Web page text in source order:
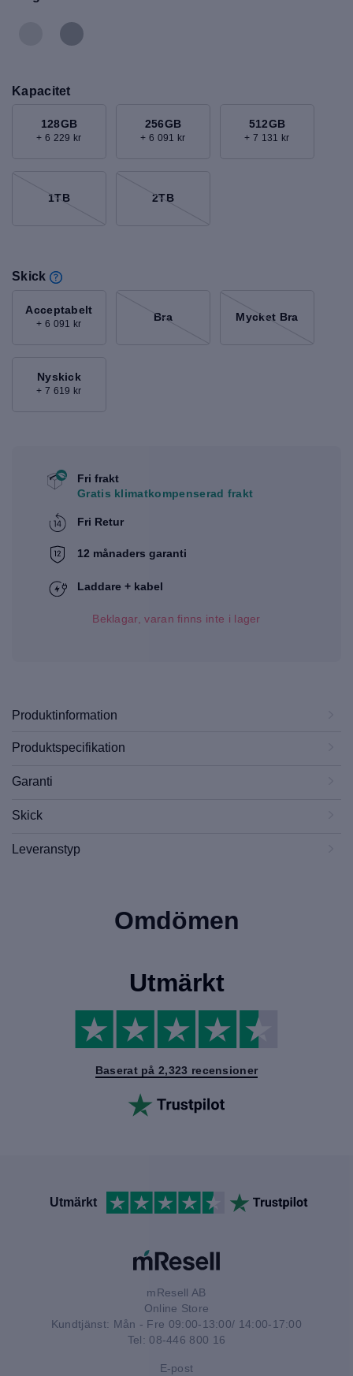
Kapacitet
128GB
+ 6 229 kr
256GB
+ 6 091 kr
512GB
+ 7 131 kr
1TB 2TB
Skick
Acceptabelt
+ 6 091 kr
Bra Mycket Bra
Nyskick
+ 7 619 kr
Fri frakt
Gratis klimatkompenserad frakt
Fri Retur
12 månaders garanti
Laddare + kabel
Beklagar, varan finns inte i lager
Produktinformation
Produktspecifikation
Garanti
Skick
Leveranstyp
Omdömen
Utmärkt
Baserat på 2,323 recensioner
Utmärkt
mResell AB
Online Store
Kundtjänst: Mån - Fre 09:00-13:00/ 14:00-17:00
Tel: 08-446 800 16
E-post